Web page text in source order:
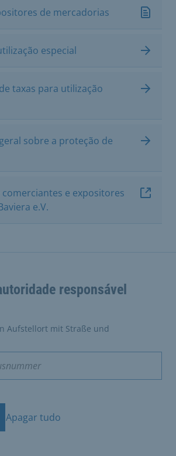
de mercadorias
especial
taxas para utilização
sobre a proteção de
comerciantes e expositores
e.V.
responsável
Aufstellort mit Straße und
Apagar tudo